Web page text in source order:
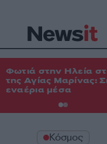
Φωτιά στην Ηλεία
της Αγίας Μαρίνας:
εναέρια μέσα
Κόσμος